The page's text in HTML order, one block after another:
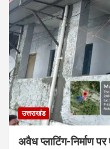
उत्तराखंड
अवैध प्लाटिंग-निर्माण पर